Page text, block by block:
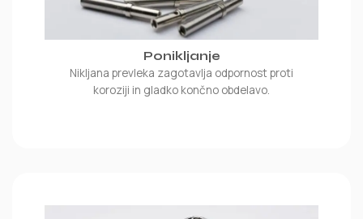
Ponikljanje
Nikljana prevleka zagotavlja odpornost proti
koroziji in gladko končno obdelavo.